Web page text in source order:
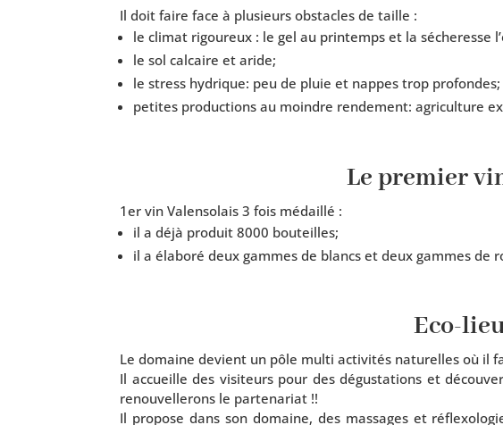
Il doit faire face à plu­sieurs obs­tacles de taille :
le cli­mat rigou­reux : le gel au prin­temps et la séche­resse
le sol cal­caire et aride;
le stress hydrique: peu de pluie et nappes trop profondes;
petites pro­duc­tions au moindre ren­de­ment: agri­cul­ture
Le premier
1er vin Valensolais 3 fois médaillé :
il a déjà pro­duit 8000 bouteilles;
il a éla­bo­ré deux gammes de blancs et deux gammes de
Eco-
Le domaine devient un pôle mul­ti acti­vi­tés natu­relles où il
Il accueille des visi­teurs pour des dégus­ta­tions et
renou­vel­le­rons le partenariat !!
Il pro­pose dans son domaine, des mas­sages et